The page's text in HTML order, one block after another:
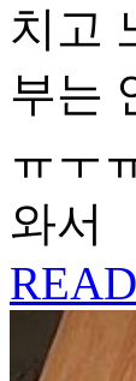
치고
부는
ㅠㅜ
와서